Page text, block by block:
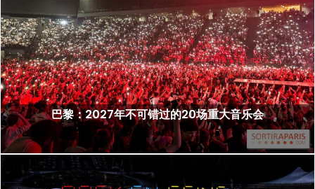
巴黎：2027年不可错过的20场重大音乐会